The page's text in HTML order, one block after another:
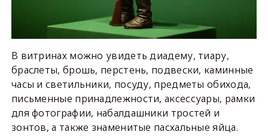
В витринах можно увидеть диадему, тиару,
браслеты, брошь, перстень, подвески, каминные
часы и светильники, посуду, предметы обихода,
письменные принадлежности, аксессуары, рамки
для фотографии, набалдашники тростей и
зонтов, а также знаменитые пасхальные яйца.